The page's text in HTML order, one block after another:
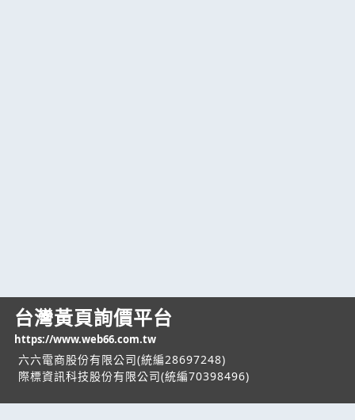
台灣黃頁詢價平台
https://www.web66.com.tw
六六電商股份有限公司(統編28697248)
際標資訊科技股份有限公司(統編70398496)